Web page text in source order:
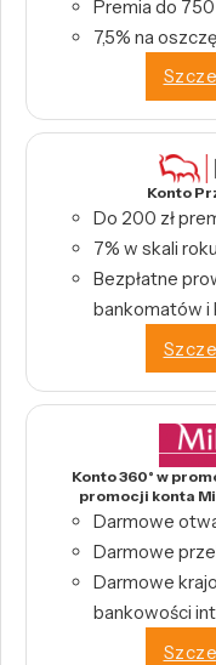
Premia do 750
7,5% na
Konto
Do 200 zł
7% w skali
Bezpłatne
bankomatów i
Konto 360° w
promocji konta
Darmowe
Darmowe
Darmowe
bankowości